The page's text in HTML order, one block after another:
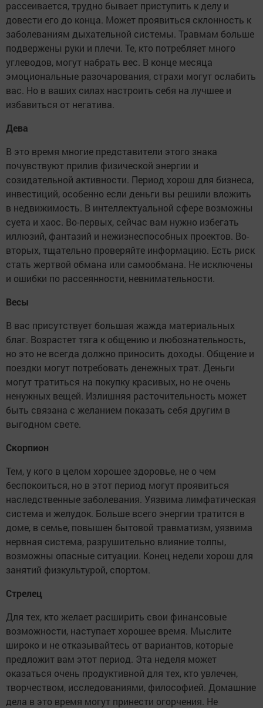
рассеивается, трудно бывает приступить к делу и
довести его до конца. Может проявиться склонность к
заболеваниям дыхательной системы. Травмам больше
подвержены руки и плечи. Те, кто потребляет много
углеводов, могут набрать вес. В конце месяца
эмоциональные разочарования, страхи могут ослабить
вас. Но в ваших силах настроить себя на лучшее и
избавиться от негатива.
Дева
В это время многие представители этого знака
почувствуют прилив физической энергии и
созидательной активности. Период хорош для бизнеса,
инвестиций, особенно если деньги вы решили вложить
в недвижимость. В интеллектуальной сфере возможны
суета и хаос. Во-первых, сейчас вам нужно избегать
иллюзий, фантазий и нежизнеспособных проектов. Во-
вторых, тщательно проверяйте информацию. Есть риск
стать жертвой обмана или самообмана. Не исключены
и ошибки по рассеянности, невнимательности.
Весы
В вас присутствует большая жажда материальных
благ. Возрастет тяга к общению и любознательность,
но это не всегда должно приносить доходы. Общение и
поездки могут потребовать денежных трат. Деньги
могут тратиться на покупку красивых, но не очень
ненужных вещей. Излишняя расточительность может
быть связана с желанием показать себя другим в
выгодном свете.
Скорпион
Тем, у кого в целом хорошее здоровье, не о чем
беспокоиться, но в этот период могут проявиться
наследственные заболевания. Уязвима лимфатическая
система и желудок. Больше всего энергии тратится в
доме, в семье, повышен бытовой травматизм, уязвима
нервная система, разрушительно влияние толпы,
возможны опасные ситуации. Конец недели хорош для
занятий физкультурой, спортом.
Стрелец
Для тех, кто желает расширить свои финансовые
возможности, наступает хорошее время. Мыслите
широко и не отказывайтесь от вариантов, которые
предложит вам этот период. Эта неделя может
оказаться очень продуктивной для тех, кто увлечен,
творчеством, исследованиями, философией. Домашние
дела в это время могут принести огорчения. Не